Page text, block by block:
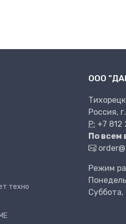
техно
ООО
Россия,
P: +7 812
По всем
Режим
Суббота,